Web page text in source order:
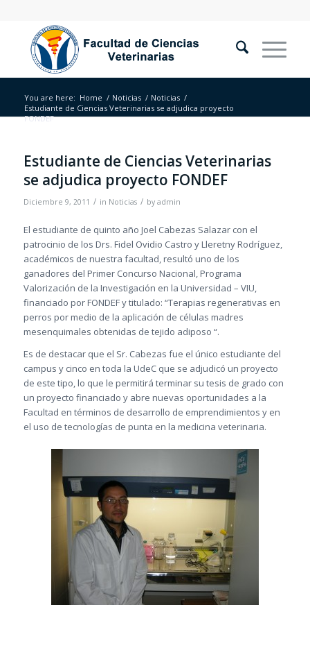
You are here: Home / Noticias / Noticias /
Estudiante de Ciencias Veterinarias se adjudica proyecto
FONDEF
Estudiante de Ciencias Veterinarias
se adjudica proyecto FONDEF
Diciembre 9, 2011 / in Noticias / by admin
El estudiante de quinto año Joel Cabezas Salazar con el
patrocinio de los Drs. Fidel Ovidio Castro y Lleretny Rodríguez,
académicos de nuestra facultad, resultó uno de los
ganadores del Primer Concurso Nacional, Programa
Valorización de la Investigación en la Universidad – VIU,
financiado por FONDEF y titulado: “Terapias regenerativas en
perros por medio de la aplicación de células madres
mesenquimales obtenidas de tejido adiposo “.
Es de destacar que el Sr. Cabezas fue el único estudiante del
campus y cinco en toda la UdeC que se adjudicó un proyecto
de este tipo, lo que le permitirá terminar su tesis de grado con
un proyecto financiado y abre nuevas oportunidades a la
Facultad en términos de desarrollo de emprendimientos y en
el uso de tecnologías de punta en la medicina veterinaria.